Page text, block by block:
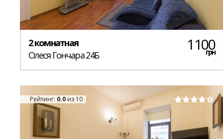
2 комнатная
Олеся Гончара 24Б
1100
грн
Рейтинг: 0.0 из 10